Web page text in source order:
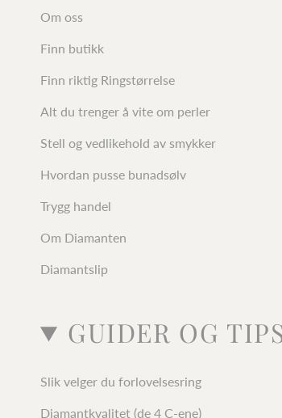
Om oss
Finn butikk
Finn riktig Ringstørrelse
Alt du trenger å vite om perler
Stell og vedlikehold av smykker
Hvordan pusse bunadsølv
Trygg handel
Om Diamanten
Diamantslip
GUIDER OG
Slik velger du forlovelsesring
Diamantkvalitet (de 4 C-ene)